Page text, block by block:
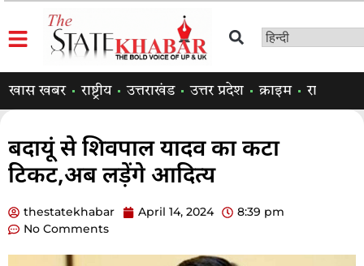
खास खबर राष्ट्रीय उत्तराखंड उत्तर प्रदेश क्राइम राजनीति
बदायूं से शिवपाल यादव का कटा
टिकट,अब लड़ेंगे आदित्य
thestatekhabar April 14, 2024
8:39 pm
No Comments